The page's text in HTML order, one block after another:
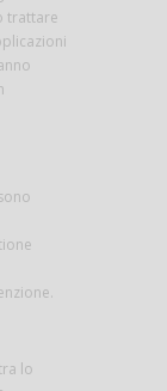
trattare
lo